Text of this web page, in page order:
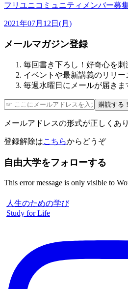
フリユニコミュニティメンバー募
2021年07月12日(月)
メールマガジン登録
毎回書き下ろし！好奇心を
イベントや最新講義のリリ
毎週水曜日にメールが届きま
購読する！
メールアドレスの形式が正しくあ
登録解除はこちらからどうぞ
自由大学をフォローする
This error message is only visible to
人生のための学び
Study for Life